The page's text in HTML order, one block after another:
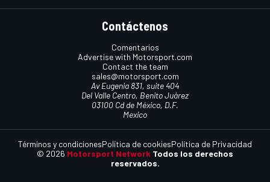
Contáctenos
Comentarios
Advertise with Motorsport.com
Contact the team
sales@motorsport.com
Av Eugenia 831, suite 404
Del Valle Centro, Benito Juárez
03100 Cd de México, D.F.
Mexico
© 2026 Motorsport Network Todos los derechos
reservados.
Términos y condicionesPolítica de cookiesPolítica de Privacidad